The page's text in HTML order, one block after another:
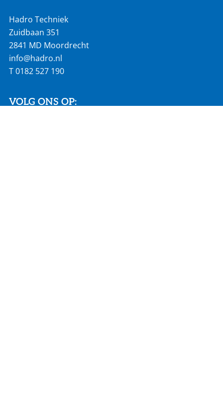
Hadro Techniek
Zuidbaan 351
2841 MD Moordrecht
info@hadro.nl
T0182 527 190
VOLG ONS OP: